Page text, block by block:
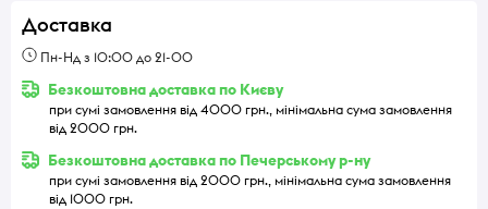
Доставка
Пн-Нд з 10:00 до 21-00
Безкоштовна доставка по Києву
при сумі замовлення від 4000 грн., мінімальна сума замовлення
від 2000 грн.
Безкоштовна доставка по Печерському р-ну
при сумі замовлення від 2000 грн., мінімальна сума замовлення
від 1000 грн.